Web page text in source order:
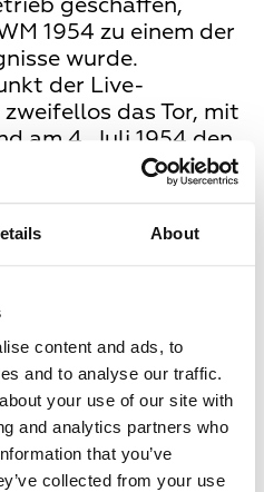
About
content and ads, to
and to analyse our traffic.
your use of our site with
and analytics partners who
that you’ve
collected from your use
geschaffen,
1954 zu einem der
wurde.
der Live-
das Tor, mit
am 4. Juli 1954 den
übrigens
für die
Fernsehen. So stieg
Bundespost
im Dezember.
der
Saba und Mende